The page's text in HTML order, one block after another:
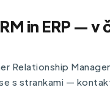
in ERP — v
Relationship
s strankami —